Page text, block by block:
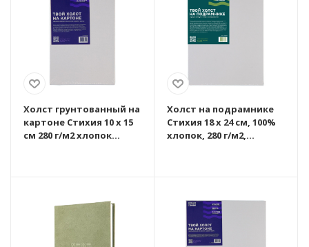
Холст грунтованный на
картоне Стихия 10 x 15
см 280 г/м2 хлопок
Холст на подрамнике
Стихия 18 x 24 см, 100%
хлопок, 280 г/м2,